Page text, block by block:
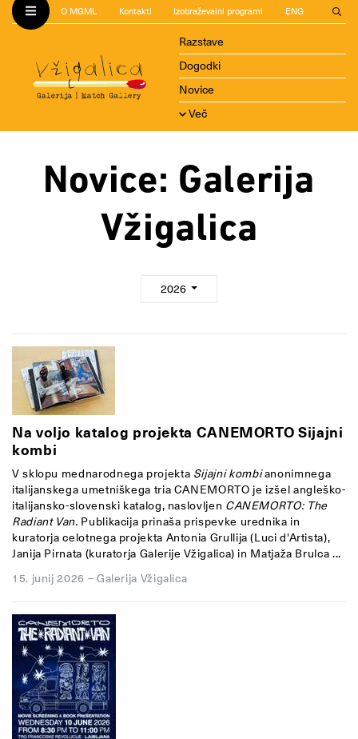
O MGML Kontakti Izobraževalni programi ENG
Razstave
Dogodki
Novice
Več
Novice: Galerija
Vžigalica
2026
Na voljo katalog projekta CANEMORTO Sijajni
kombi
V sklopu mednarodnega projekta Sijajni kombianonimnega
italijanskega umetniškega tria CANEMORTO je izšel angleško-
italijansko-slovenski katalog, naslovljen CANEMORTO: The
Radiant Van. Publikacija prinaša prispevke urednika in
kuratorja celotnega projekta Antonia Grullija (Luci d'Artista),
Janija Pirnata (kuratorja Galerije Vžigalica) in Matjaža Brulca ...
15. junij 2026 – Galerija Vžigalica